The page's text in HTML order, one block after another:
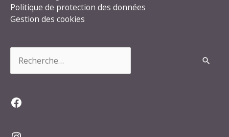
Politique de protection des données
Gestion des cookies
Facebook